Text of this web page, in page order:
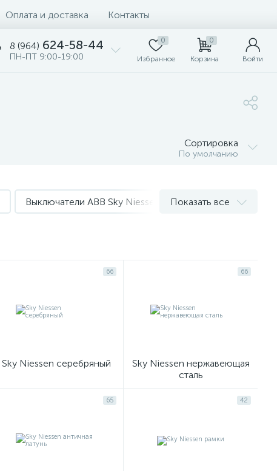
Оплата и доставка Контакты
8 (964) 624-58-44
ПН-ПТ 9:00-19:00
0
Избранное
0
Корзина Войти
Сортировка
По умолчанию
Выключатели ABB Sky Niessen Диммера ABB Sky
Показать все
66
Sky Niessen серебряный
66
Sky Niessen нержавеющая
сталь
65 42